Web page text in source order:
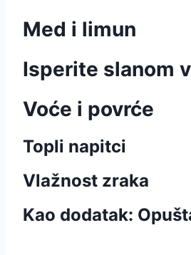
Med i limun
Isperite slanom
Voće i povrće
Topli napitci
Vlažnost zraka
Kao dodatak: